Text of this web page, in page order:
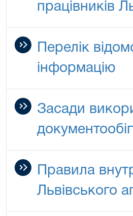
працівників
Перелік
інформацію
Засади
Правила
Львівського